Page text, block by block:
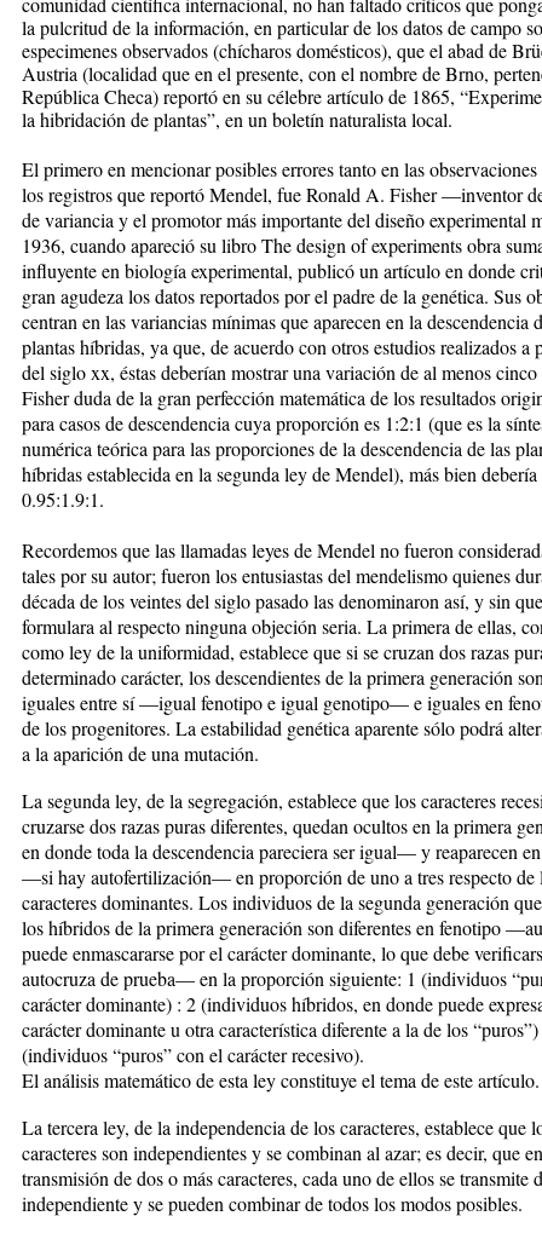
la pulcritud de la información, en particular de los datos de campo
especimenes observados (chícharos domésticos), que el abad de
Austria (localidad que en el presente, con el nombre de Brno,
República Checa) reportó en su célebre artículo de 1865,
la hibridación de plantas”, en un boletín naturalista local.
El primero en mencionar posibles errores tanto en las
los registros que reportó Mendel, fue Ronald A. Fisher —inventor
de variancia y el promotor más importante del diseño experimental
1936, cuando apareció su libro The design of experiments obra
influyente en biología experimental, publicó un artículo en donde
gran agudeza los datos reportados por el padre de la genética. Sus
centran en las variancias mínimas que aparecen en la descendencia
plantas híbridas, ya que, de acuerdo con otros estudios realizados a
del siglo xx, éstas deberían mostrar una variación de al menos
Fisher duda de la gran perfección matemática de los resultados
para casos de descendencia cuya proporción es 1:2:1 (que es la
numérica teórica para las proporciones de la descendencia de las
híbridas establecida en la segunda ley de Mendel), más bien debería
0.95:1.9:1.
Recordemos que las llamadas leyes de Mendel no fueron
tales por su autor; fueron los entusiastas del mendelismo quienes
década de los veintes del siglo pasado las denominaron así, y sin
formulara al respecto ninguna objeción seria. La primera de ellas,
como ley de la uniformidad, establece que si se cruzan dos razas
determinado carácter, los descendientes de la primera generación
iguales entre sí —igual fenotipo e igual genotipo— e iguales en
de los progenitores. La estabilidad genética aparente sólo podrá
a la aparición de una mutación.
La segunda ley, de la segregación, establece que los caracteres
cruzarse dos razas puras diferentes, quedan ocultos en la primera
en donde toda la descendencia pareciera ser igual— y reaparecen
—si hay autofertilización— en proporción de uno a tres respecto de
caracteres dominantes. Los individuos de la segunda generación
los híbridos de la primera generación son diferentes en fenotipo
puede enmascararse por el carácter dominante, lo que debe
autocruza de prueba— en la proporción siguiente: 1 (individuos
carácter dominante) : 2 (individuos híbridos, en donde puede
carácter dominante u otra característica diferente a la de los
(individuos “puros” con el carácter recesivo).
El aná­lisis matemático de esta ley constituye el tema de este artículo.
La tercera ley, de la independencia de los caracteres, establece que
caracteres son independientes y se combinan al azar; es decir, que
transmisión de dos o más caracteres, cada uno de ellos se transmite
independiente y se pueden combinar de todos los modos posibles.